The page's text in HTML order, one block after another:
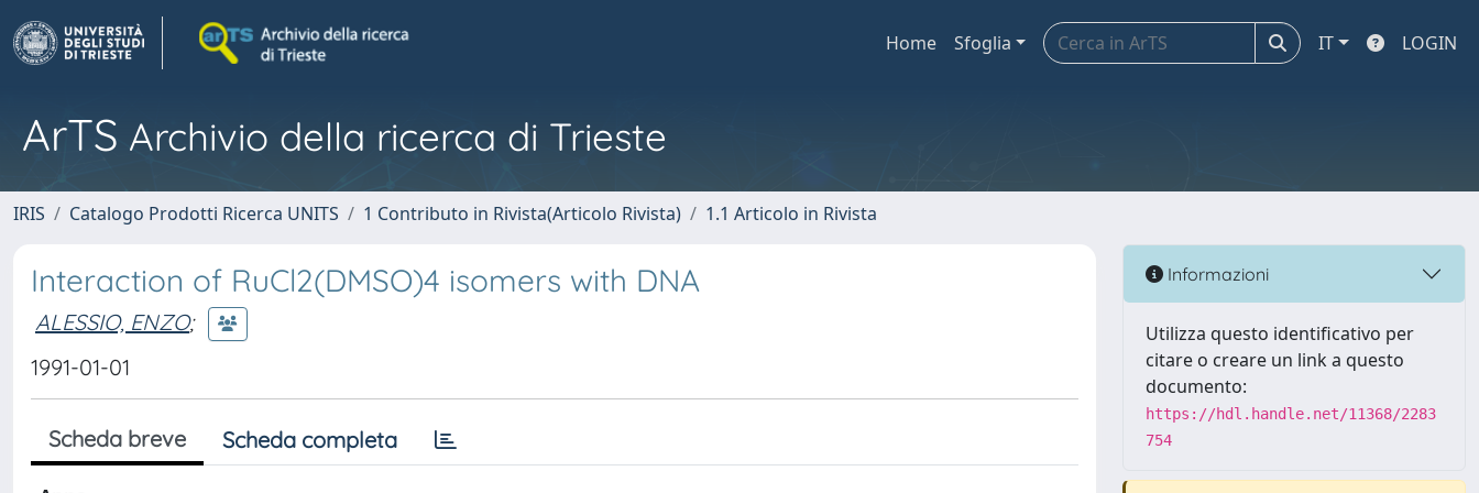
Home Sfoglia IT LOGIN
ArTS Archivio della ricerca di Trieste
IRIS Catalogo Prodotti Ricerca UNITS 1 Contributo in Rivista(Articolo Rivista) 1.1 Articolo in Rivista
Interaction of RuCl2(DMSO)4 isomers with DNA
ALESSIO, ENZO;
1991-01-01
Scheda breve Scheda completa
Informazioni
Utilizza questo identificativo per
citare o creare un link a questo
documento:
https://hdl.handle.net/11368/2283
754